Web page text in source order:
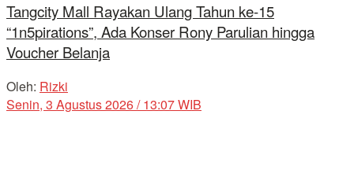
Tangcity Mall Rayakan Ulang Tahun ke-15
“1n5pirations”, Ada Konser Rony Parulian hingga
Voucher Belanja
Oleh: Rizki
Senin, 3 Agustus 2026 / 13:07 WIB